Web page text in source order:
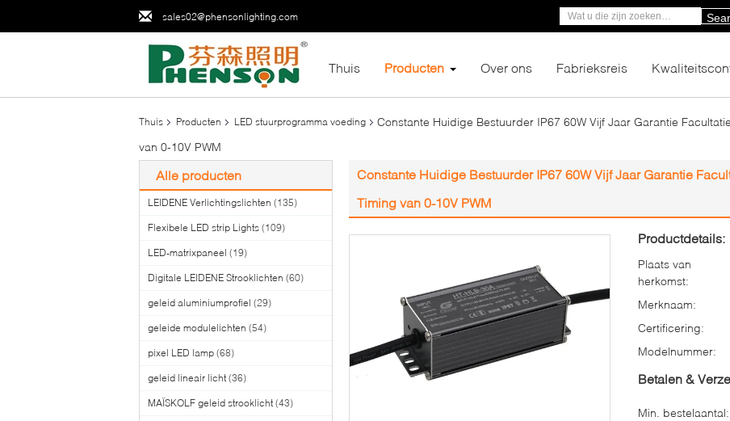
sales02@phensonlighting.com
Thuis Producten Over ons Fabrieksreis
Thuis Producten LED stuurprogramma voeding
Constante Huidige Bestuurder IP67 60W Vijf Jaar Garantie
van 0-10V PWM
Alle producten
LEIDENE Verlichtingslichten (135)
Flexibele LED strip Lights (109)
LED-matrixpaneel (19)
Digitale LEIDENE Strooklichten (60)
geleid aluminiumprofiel (29)
geleide modulelichten (54)
pixel LED lamp (68)
geleid lineair licht (36)
MAÏSKOLF geleid strooklicht (43)
Constante Huidige Bestuurder IP67 60W Vijf Jaar Garantie
Timing van 0-10V PWM
Productdetails:
Plaats van
herkomst:
Merknaam:
Certificering:
Modelnummer:
Betalen &
Min. bestelaantal: